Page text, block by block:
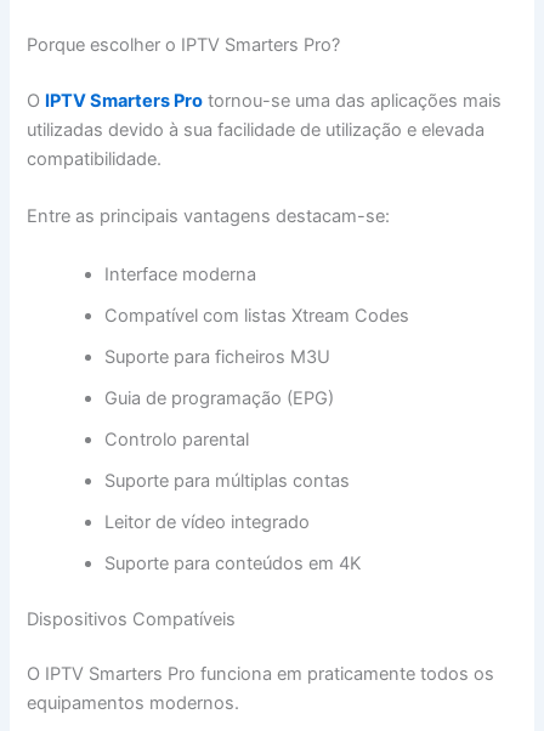
Porque escolher o IPTV Smarters Pro?
O IPTV Smarters Pro tornou-se uma das aplicações mais
utilizadas devido à sua facilidade de utilização e elevada
compatibilidade.
Entre as principais vantagens destacam-se:
Interface moderna
Compatível com listas Xtream Codes
Suporte para ficheiros M3U
Guia de programação (EPG)
Controlo parental
Suporte para múltiplas contas
Leitor de vídeo integrado
Suporte para conteúdos em 4K
Dispositivos Compatíveis
O IPTV Smarters Pro funciona em praticamente todos os
equipamentos modernos.